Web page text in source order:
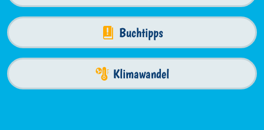
Buchtipps
Klimawandel